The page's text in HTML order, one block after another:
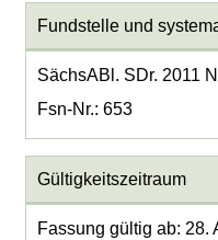
Fundstelle und
SächsABl. SDr. 2011
Fsn-Nr.: 653
Gültigkeitszeitraum
Fassung gültig ab: 28.